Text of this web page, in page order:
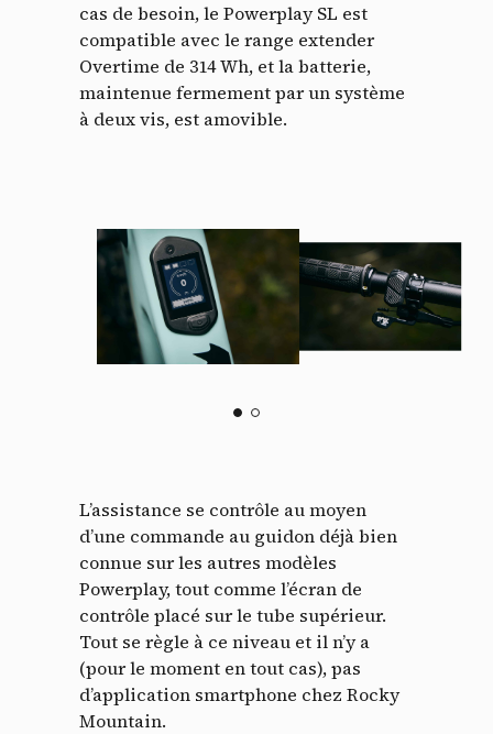
cas de besoin, le Powerplay SL est
compatible avec le range extender
Overtime de 314 Wh, et la batterie,
maintenue fermement par un système
à deux vis, est amovible.
L’assistance se contrôle au moyen
d’une commande au guidon déjà bien
connue sur les autres modèles
Powerplay, tout comme l’écran de
contrôle placé sur le tube supérieur.
Tout se règle à ce niveau et il n’y a
(pour le moment en tout cas), pas
d’application smartphone chez Rocky
Mountain.